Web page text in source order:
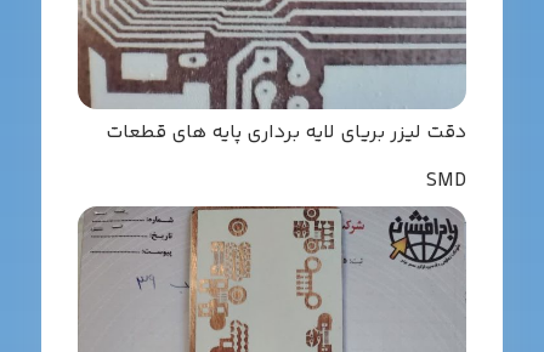
لیزر بریای لایه برداری پایه های قطعات